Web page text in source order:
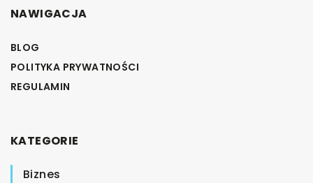
NAWIGACJA
BLOG
POLITYKA PRYWATNOŚCI
REGULAMIN
KATEGORIE
Biznes